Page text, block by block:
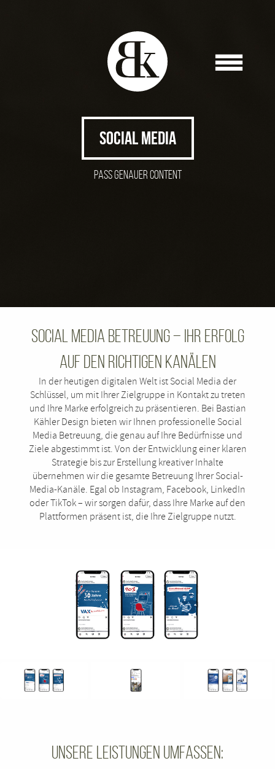
SOCIAL MEDIA
PASS GENAUER CONTENT
Social Media Betreuung – Ihr Erfolg
auf den richtigen Kanälen
In der heutigen digitalen Welt ist Social Media der
Schlüssel, um mit Ihrer Zielgruppe in Kontakt zu treten
und Ihre Marke erfolgreich zu präsentieren. Bei Bastian
Kähler Design bieten wir Ihnen professionelle Social
Media Betreuung, die genau auf Ihre Bedürfnisse und
Ziele abgestimmt ist. Von der Entwicklung einer klaren
Strategie bis zur Erstellung kreativer Inhalte
übernehmen wir die gesamte Betreuung Ihrer Social-
Media-Kanäle. Egal ob Instagram, Facebook, LinkedIn
oder TikTok – wir sorgen dafür, dass Ihre Marke auf den
Plattformen präsent ist, die Ihre Zielgruppe nutzt.
Unsere Leistungen umfassen: